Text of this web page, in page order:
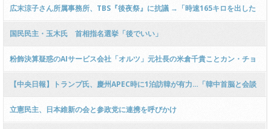
ｗｗｗｗｗｗｗｗ
広末涼子さん所属事務所、TBS『後夜祭』に抗議 →「時速165キロを出した
ことがないのは？」 → 回答は大谷翔平／佐々木朗ら希／伊良部秀輝／広末涼
子の4択 ………
国民民主・玉木氏 首相指名選挙「後でいい」
粉飾決算疑惑のAIサービス会社「オルツ」元社長の米倉千貴ことカン・チョ
ンキィ容疑者ら4人を逮捕 → ﾈｯﾄ「売上高の8割超を粉飾か」ｗｗｗｗｗｗｗ
ｗｗｗｗｗｗｗｗｗｗｗ
【中央日報】トランプ氏、慶州APEC時に1泊訪韓が有力…「韓中首脳と会談
後に出国」日本では2泊3日滞在
立憲民主、日本維新の会と参政党に連携を呼びかけ